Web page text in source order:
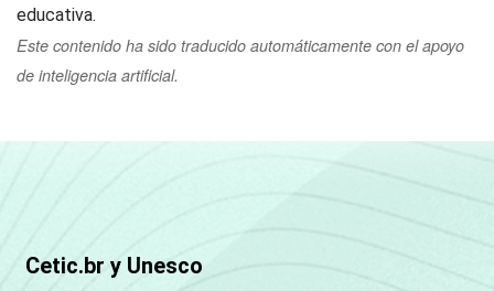
educativa.
Este contenido ha sido traducido automáticamente con el apoyo
de inteligencia artificial.
Cetic.br y Unesco